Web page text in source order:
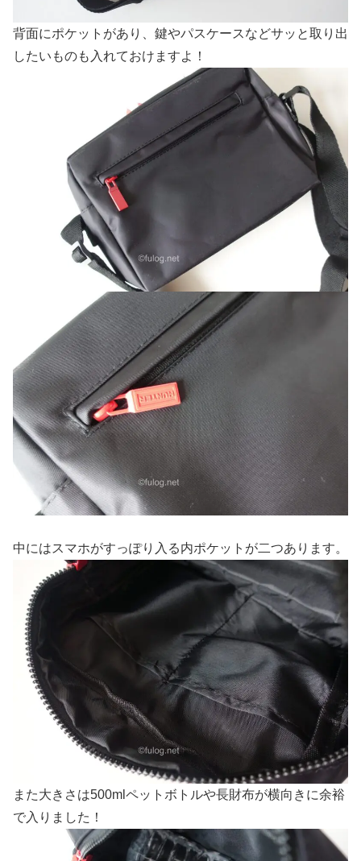
背面にポケットがあり、鍵やパスケースなどサッと取り出
したいものも入れておけますよ！
中にはスマホがすっぽり入る内ポケットが二つあります。
また大きさは500mlペットボトルや長財布が横向きに余裕
で入りました！